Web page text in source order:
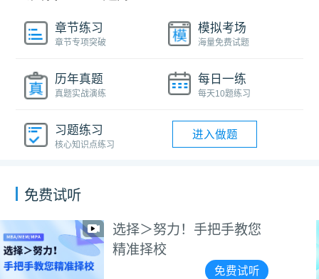
章节练习
章节专项突破
模拟考场
海量免费试题
历年真题
真题实战演练
每日一练
每天10题练习
习题练习
核心知识点练习
进入做题
免费试听
教您
试听
2027数学备考攻略